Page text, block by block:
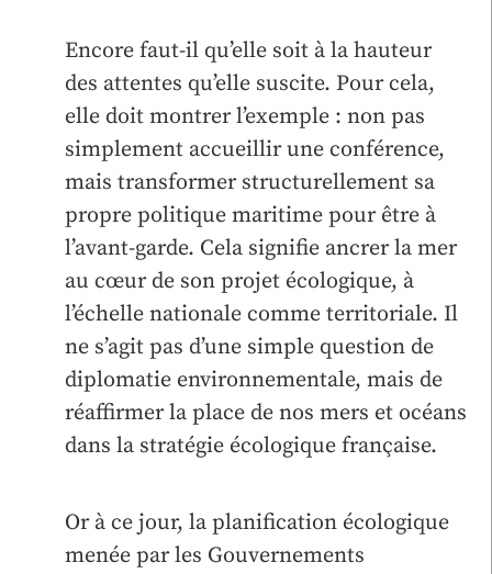
Encore faut-il qu’elle soit à la hauteur
des attentes qu’elle suscite. Pour cela,
elle doit montrer l’exemple : non pas
simplement accueillir une conférence,
mais transformer structurellement sa
propre politique maritime pour être à
l’avant-garde. Cela signifie ancrer la mer
au cœur de son projet écologique, à
l’échelle nationale comme territoriale. Il
ne s’agit pas d’une simple question de
diplomatie environnementale, mais de
réaffirmer la place de nos mers et océans
dans la stratégie écologique française.
Or à ce jour, la planification écologique
menée par les Gouvernements